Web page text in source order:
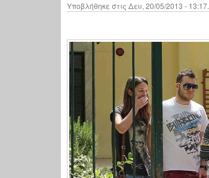
Υποβλήθηκε στις Δευ, 20/05/2013 - 13:17.